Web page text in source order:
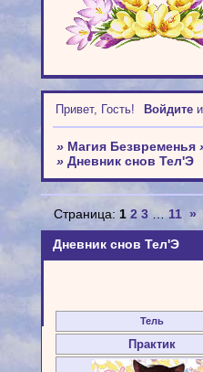
Привет, Гость! Войдите
» Магия Безвременья
» Дневник снов Тел'Э
Дневник снов Тел'Э
Страница: 1 2 3 … 11 »
Тель
Практик